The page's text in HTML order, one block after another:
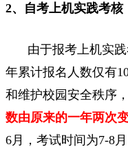
2、自考上机实践考核
由于报考上机实
年累计报名人数仅有
和维护校园安全秩序
数由原来的一年两次
6月，考试时间为7-8月